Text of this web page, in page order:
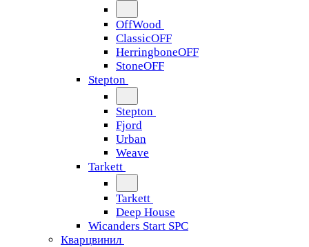
OffWood
ClassicOFF
HerringboneOFF
StoneOFF
Stepton
Stepton
Fjord
Urban
Weave
Tarkett
Tarkett
Deep House
Wicanders Start SPC
Кварцвинил